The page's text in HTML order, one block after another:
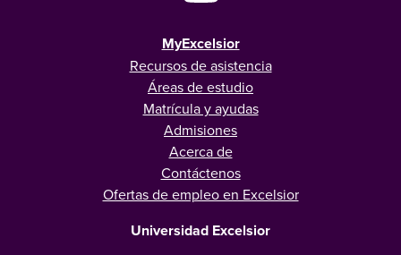
MyExcelsior
Recursos de asistencia
Áreas de estudio
Matrícula y ayudas
Admisiones
Acerca de
Contáctenos
Ofertas de empleo en Excelsior
Universidad Excelsior